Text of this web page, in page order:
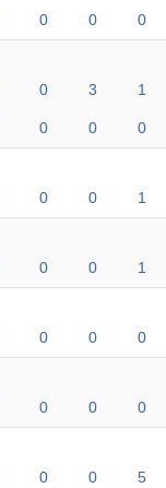
0 0 0
0 3 1
0 0 0
0 0 1
0 0 1
0 0 0
0 0 0
0 0 5